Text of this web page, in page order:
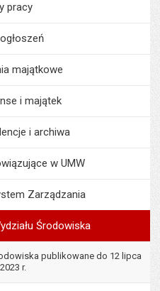
pracy
majątkowe
i majątek
i archiwa
w UMW
Zarządzania
Środowiska
publikowane do 12 lipca
2023 r.